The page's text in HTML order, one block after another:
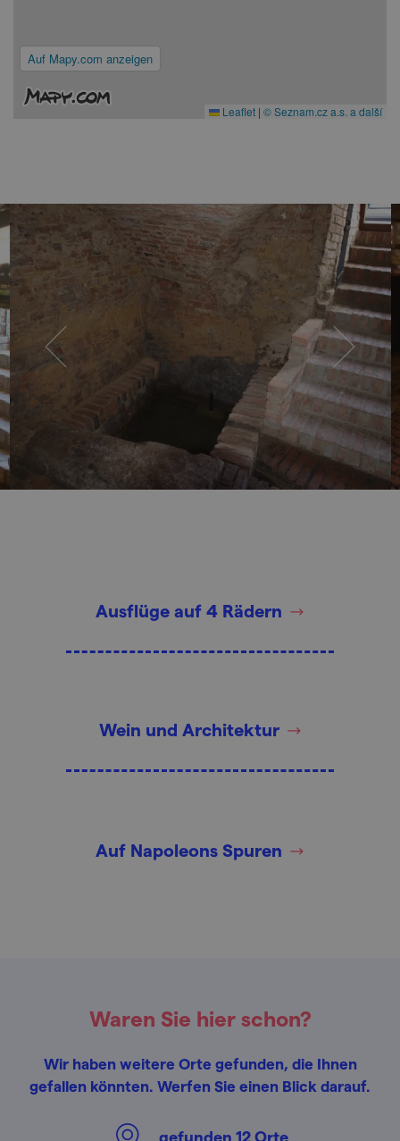
Auf Mapy.com anzeigen
Leaflet | © Seznam.cz a.s. a další
Ausflüge auf 4 Rädern
Wein und Architektur
Auf Napoleons Spuren
Waren Sie hier schon?
Wir haben weitere Orte gefunden, die Ihnen
gefallen könnten. Werfen Sie einen Blick darauf.
gefunden 12Orte